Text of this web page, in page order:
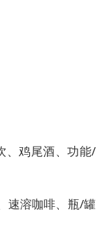
、鸡尾酒、功能/
速溶咖啡、瓶/罐